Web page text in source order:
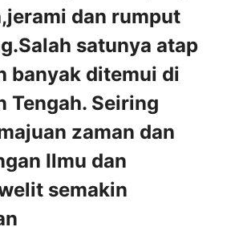
dan rumput
satunya atap
banyak ditemui di
Tengah. Seiring
zaman dan
Ilmu dan
semakin